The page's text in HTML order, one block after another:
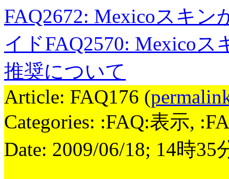
FAQ2672: Mexicoスキン
イドFAQ2570: Mexicoス
推奨について
Article: FAQ176 (
Categories: :FAQ:表示,
Date: 2009/06/18; 14時35